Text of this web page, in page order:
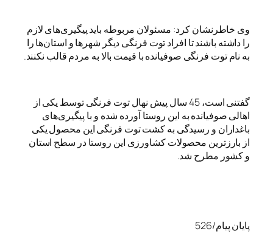
وی خاطرنشان کرد: مسئولان مربوطه باید پیگیری‌های لازم
را داشته باشند تا افراد توت فرنگی دیگر شهرها و استان‌ها را
به نام توت فرنگی صوفیانده با قیمت بالا به مردم قالب نکنند.
گفتنی است، 45 سال پیش نهال توت فرنگی توسط یکی از
اهالی صوفیانده به این روستا آورده شده و با پیگیری‌های
باغداران و رسیدگی به کشت توت فرنگی این محصول یکی
از بارزترین محصولات کشاورزی این روستا در سطح استان
و کشور مطرح شد.
پایان پیام/526